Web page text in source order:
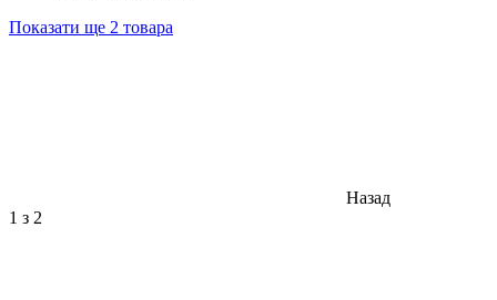
Показати ще 2 товара
Назад
1 з 2